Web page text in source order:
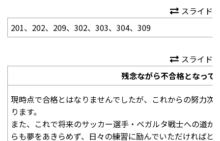
スライド
201、202、209、302、303、304、309
スライド
残念ながら不合格となって
現時点で合格とはなりませんでしたが、これからの努力
ります。
また、これで将来のサッカー選手・ベガルタ戦士への道
らも夢をあきらめず、日々の練習に励んでいただければと